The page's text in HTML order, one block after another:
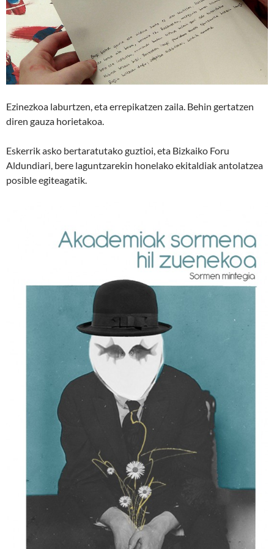
Ezinezkoa laburtzen, eta errepikatzen zaila. Behin gertatzen
diren gauza horietakoa.
Eskerrik asko bertaratutako guztioi, eta Bizkaiko Foru
Aldundiari, bere laguntzarekin honelako ekitaldiak antolatzea
posible egiteagatik.